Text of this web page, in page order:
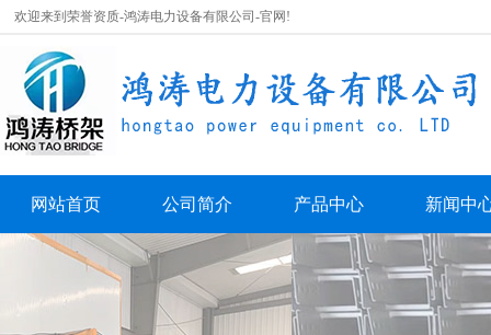
欢迎来到荣誉资质-鸿涛电力设备有限公司-官网!
网站首页 公司简介 产品中心 新闻中